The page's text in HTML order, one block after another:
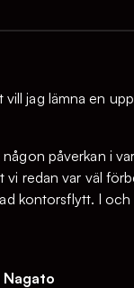
jag lämna en
påverkan i
redan var väl
kontorsflytt. I och